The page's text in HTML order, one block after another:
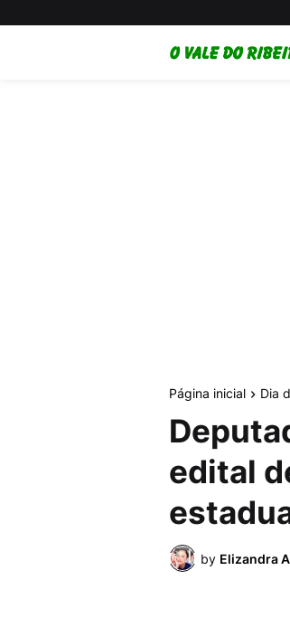
Página inicial Dia
edital
by Elizandra